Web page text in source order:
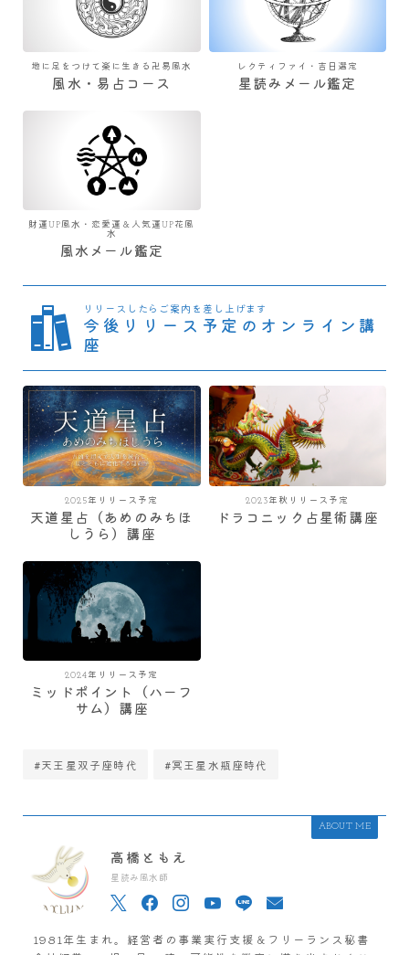
地に足をつけて楽に生きる卍易風水
風水・易占コース
レクティファイ・吉日選定
星読みメール鑑定
財運UP風水・恋愛運＆人気運UP花風
水
風水メール鑑定
リリースしたらご案内を差し上げます
今後リリース予定のオンライン講
座
2025年リリース予定
天道星占（あめのみちほ
しうら）講座
2023年秋リリース予定
ドラコニック占星術講座
2024年リリース予定
ミッドポイント（ハーフ
サム）講座
#天王星双子座時代 #冥王星水瓶座時代
ABOUT ME
高橋ともえ
星読み風水師
1981年生まれ。経営者の事業実行支援＆フリーランス秘書